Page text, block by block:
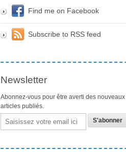
Find me on Facebook
Subscribe to RSS feed
Newsletter
Abonnez-vous pour être averti des nouveaux
articles publiés.
Email